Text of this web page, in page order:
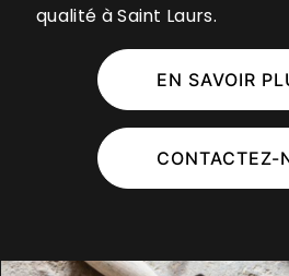
qualité à Saint Laurs.
EN SAVOIR
CONTACTEZ-